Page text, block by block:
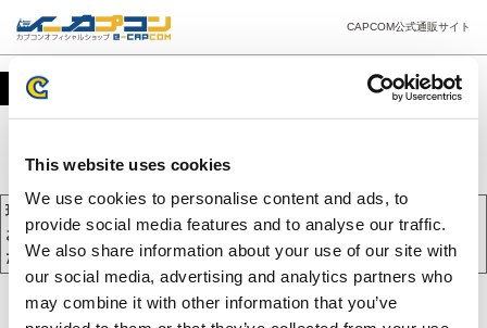
This website uses cookies
We use cookies to personalise content and ads, to
provide social media features and to analyse our traffic.
We also share information about your use of our site with
our social media, advertising and analytics partners who
may combine it with other information that you’ve
CAPCOM公式通販サイト
カート
現在、カートには商品が入っておりません。
お買い物を続けるには下の 「お買い物を続ける」 をクリックしてく
ださい。